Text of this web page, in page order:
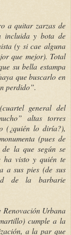
a quitar zarzas de
incluida y bota de
(y si cae alguna
que mejor). Total
su bella estampa
que buscarlo en
perdido”.
general del
altas torres
(¿quién lo diría?),
(pues de
la que según se
ha visto y quién te
a sus pies (de sus
de la barbarie
Urbana
cumple a la
a la par que